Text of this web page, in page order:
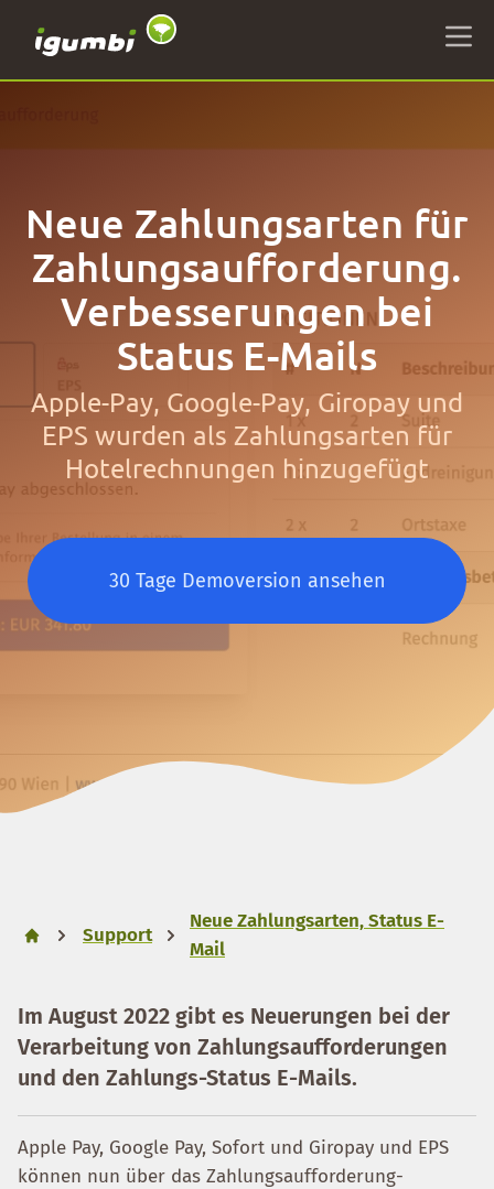
Neue Zahlungsarten für
Zahlungsaufforderung.
Verbesserungen bei
Status E-Mails
Apple-Pay, Google-Pay, Giropay und
EPS wurden als Zahlungsarten für
Hotelrechnungen hinzugefügt
30 Tage Demoversion ansehen
Support
Neue Zahlungsarten, Status E-
Mail
Im August 2022 gibt es Neuerungen bei der
Verarbeitung von Zahlungsaufforderungen
und den Zahlungs-Status E-Mails.
Apple Pay, Google Pay, Sofort und Giropay und EPS
können nun über das Zahlungsaufforderung-